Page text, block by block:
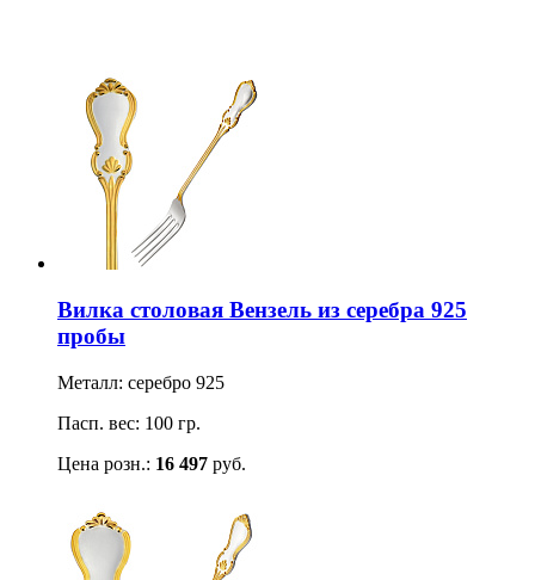
Вилка столовая Вензель из серебра 925
пробы
Металл: серебро 925
Пасп. вес: 100 гр.
Цена розн.: 16 497 руб.